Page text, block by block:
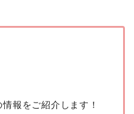
報をご紹介します！